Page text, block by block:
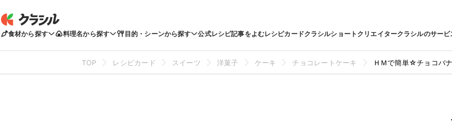
食材から探す 料理名から探す 目的・シーンから探す 公式レシピ記事をよむレシピカードクラシルショートクリエイタークラシルのサービ
TOP レシピカード スイーツ 洋菓子 ケーキ チョコレートケーキ ＨＭで簡単☆チョコバ